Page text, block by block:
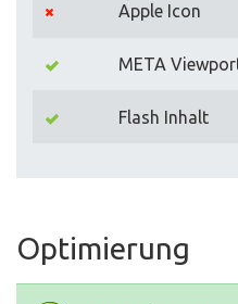
Apple Icon
META
Flash Inhalt
Optimierung